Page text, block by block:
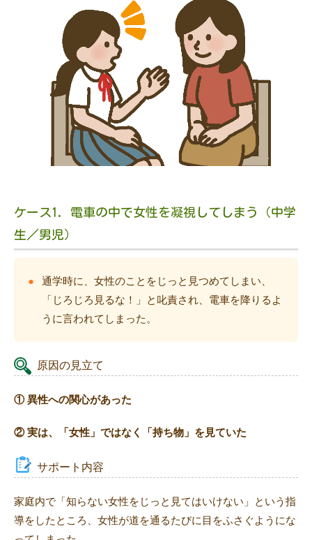
ケース1. 電車の中で女性を凝視してしまう（中学
生／男児）
通学時に、女性のことをじっと見つめてしまい、
「じろじろ見るな！」と叱責され、電車を降りるよ
うに言われてしまった。
原因の見立て
① 異性への関心があった
② 実は、「女性」ではなく「持ち物」を見ていた
サポート内容
家庭内で「知らない女性をじっと見てはいけない」という指
導をしたところ、女性が道を通るたびに目をふさぐようにな